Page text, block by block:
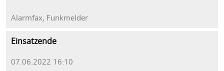
Alarmfax, Funkmelder
Einsatzende
07.06.2022 16:10